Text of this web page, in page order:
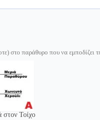
στο παράθυρο που να
στον Τοίχο